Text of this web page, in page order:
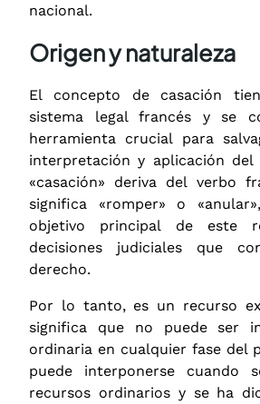
nacional.
Origen y naturaleza
El concepto de casación
sistema legal francés y se
herramienta crucial para
interpretación y aplicación del
«casación» deriva del verbo
significa «romper» o
objetivo principal de este
decisiones judiciales que
derecho.
Por lo tanto, es un recurso
significa que no puede ser
ordinaria en cualquier fase del
puede interponerse cuando
recursos ordinarios y se ha